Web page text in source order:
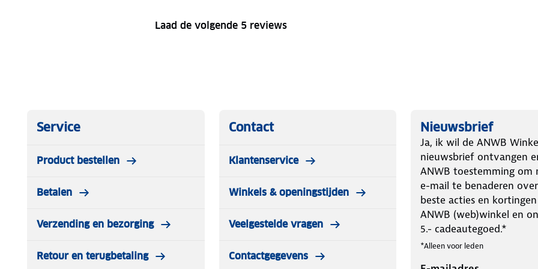
Laad de volgende 5 reviews
Service
Product bestellen
Betalen
Verzending en bezorging
Retour en terugbetaling
Contact
Klantenservice
Winkels & openingstijden
Veelgestelde vragen
Contactgegevens
Nieuwsbrief
Ja, ik wil de ANWB
nieuwsbrief ontvangen
ANWB toestemming om
e-mail te benaderen
beste acties en
ANWB (web)winkel en
5.- cadeautegoed.*
*Alleen voor leden